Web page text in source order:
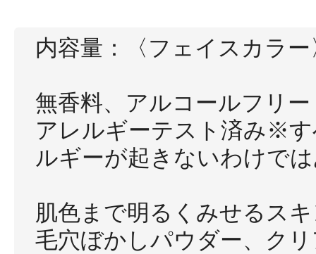
健康食品／サプ
ファッション
内容量：〈フェイスカラ
無香料、アルコールフリー
アレルギーテスト済み※
ルギーが起きないわけで
肌色まで明るくみせるス
毛穴ぼかしパウダー、ク